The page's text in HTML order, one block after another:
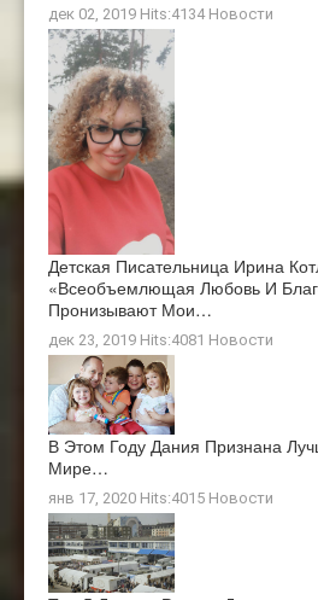
дек 02, 2019 Hits:4134 Новости
Детская Писательница Ирина
«Всеобъемлющая Любовь И
Пронизывают Мои…
дек 23, 2019 Hits:4081 Новости
В Этом Году Дания Признана
Мире…
янв 17, 2020 Hits:4015 Новости